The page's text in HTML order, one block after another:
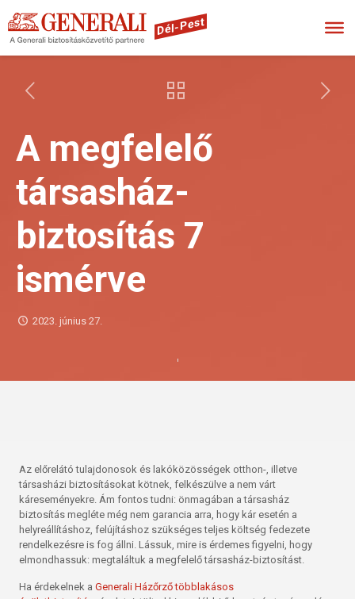
Dél-Pest
A megfelelő
társasház-
biztosítás 7
ismérve
2023. június 27.
Az előrelátó tulajdonosok és lakóközösségek otthon-, illetve
társasházi biztosításokat kötnek, felkészülve a nem várt
káreseményekre. Ám fontos tudni: önmagában a társasház
biztosítás megléte még nem garancia arra, hogy kár esetén a
helyreállításhoz, felújításhoz szükséges teljes költség fedezete
rendelkezésre is fog állni. Lássuk, mire is érdemes figyelni, hogy
elmondhassuk: megtaláltuk a megfelelő társasház-biztosítást.
Ha érdekelnek aGenerali Házőrző többlakásos